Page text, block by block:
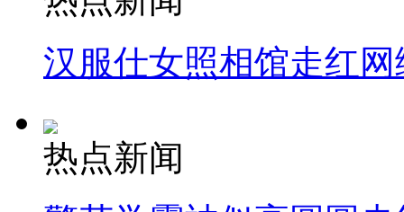
汉服仕女照相馆走红网
热点新闻